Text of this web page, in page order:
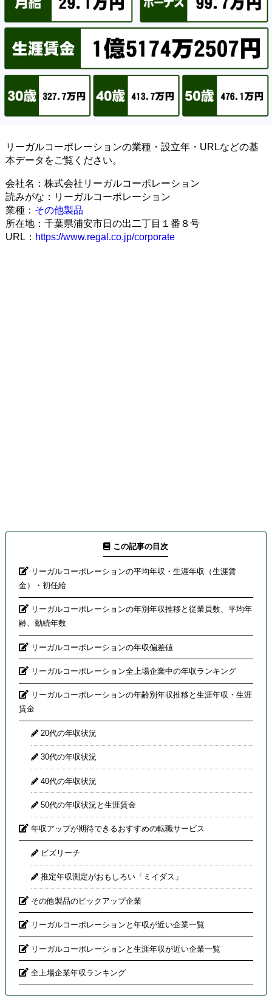
リーガルコーポレーションの業種・設立年・URLなどの基
本データをご覧ください。
会社名：株式会社リーガルコーポレーション
読みがな：リーガルコーポレーション
業種： その他製品
所在地：千葉県浦安市日の出二丁目１番８号
URL： https://www.regal.co.jp/corporate
この記事の目次
リーガルコーポレーションの平均年収・生涯年収（生涯賃
金）・初任給
リーガルコーポレーションの年別年収推移と従業員数、平均年
齢、勤続年数
リーガルコーポレーションの年収偏差値
リーガルコーポレーション全上場企業中の年収ランキング
リーガルコーポレーションの年齢別年収推移と生涯年収・生涯
賃金
20代の年収状況
30代の年収状況
40代の年収状況
50代の年収状況と生涯賃金
年収アップが期待できるおすすめの転職サービス
ビズリーチ
推定年収測定がおもしろい「ミイダス」
その他製品のピックアップ企業
リーガルコーポレーションと年収が近い企業一覧
リーガルコーポレーションと生涯年収が近い企業一覧
全上場企業年収ランキング